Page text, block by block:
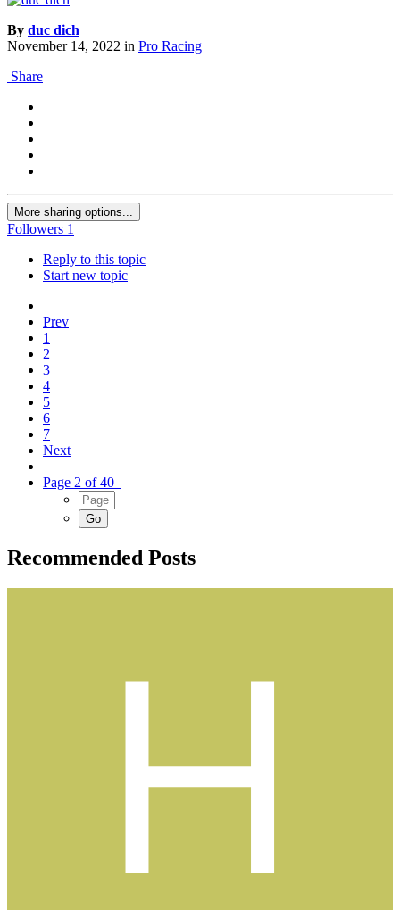
By duc dich
November 14, 2022 in Pro Racing
Share
More sharing options...
Followers 1
Reply to this topic
Start new topic
Prev
1
2
3
4
5
6
7
Next
Page 2 of 40
Recommended Posts